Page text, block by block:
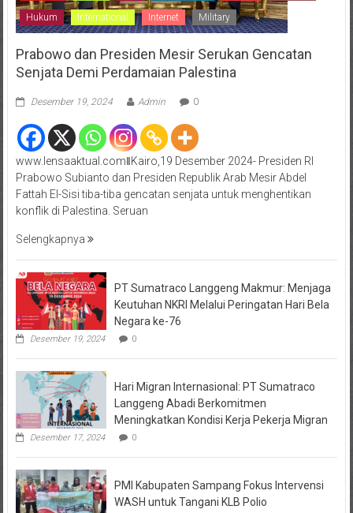
Hukum International Internet Military
Prabowo dan Presiden Mesir Serukan Gencatan
Senjata Demi Perdamaian Palestina
Desember 19, 2024 Admin 0
www.lensaaktual.comǁKairo,19 Desember 2024- Presiden RI
Prabowo Subianto dan Presiden Republik Arab Mesir Abdel
Fattah El-Sisi tiba-tiba gencatan senjata untuk menghentikan
konflik di Palestina. Seruan
Selengkapnya
PT Sumatraco Langgeng Makmur: Menjaga
Keutuhan NKRI Melalui Peringatan Hari Bela
Negara ke-76
Desember 19, 2024 0
Hari Migran Internasional: PT Sumatraco
Langgeng Abadi Berkomitmen
Meningkatkan Kondisi Kerja Pekerja Migran
Desember 17, 2024 0
PMI Kabupaten Sampang Fokus Intervensi
WASH untuk Tangani KLB Polio